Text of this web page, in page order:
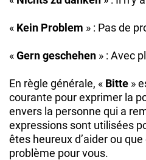
« Kein Problem » : Pas de
«Gern geschehen » : Avec
En règle générale, « Bitte »
courante pour exprimer la
envers la personne qui a
expressions sont utilisées
êtes heureux d’aider ou que
problème pour vous.